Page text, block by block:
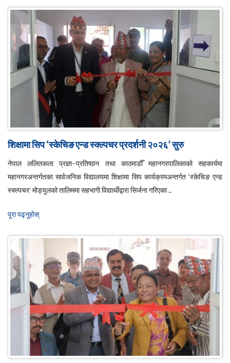
शिक्षामा सिप ‘स्केचिङ एन्ड स्क्ल्पचर प्रदर्शनी २०२६’ सुरु
नेपाल ललितकला प्रज्ञा–प्रतिष्ठान तथा काठमाडौँ महानगरपालिकाको सहकार्यमा
महानगरअन्तर्गतका सार्वजनिक विद्यालयमा शिक्षामा सिप कार्यक्रमअन्तर्गत ‘स्केचिङ एन्ड
स्क्ल्पचर’ मोड्युलको तालिममा सहभागी विद्यार्थीद्वारा सिर्जना गरिएका ..
पूरा पढ्नुहाेस्